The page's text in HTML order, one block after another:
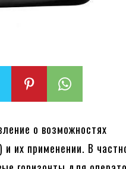
о возможностях
их применении. В